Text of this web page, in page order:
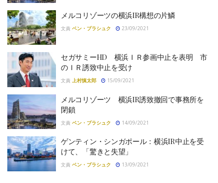
メルコリゾーツの横浜IR構想の片鱗
文責 ベン・ブラシュク 23/09/2021
セガサミーHD 横浜ＩＲ参画中止を表明 市
のＩＲ誘致中止を受け
文責 上村慎太郎 15/09/2021
メルコリゾーツ 横浜IR誘致撤回で事務所を
閉鎖
文責 ベン・ブラシュク 14/09/2021
ゲンティン・シンガポール：横浜IR中止を受
けて、「驚きと失望」
文責 ベン・ブラシュク 13/09/2021